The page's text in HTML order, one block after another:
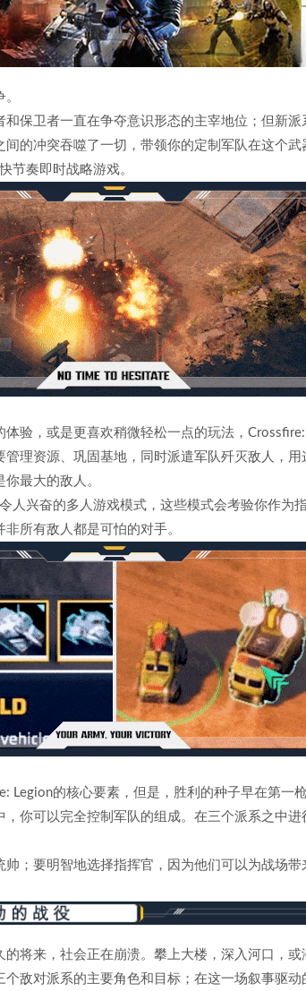
保卫者一直在争夺意识形态的主宰地位；但新派
的冲突吞噬了一切，带领你的定制军队在这个武
节奏即时战略游戏。
验，或是更喜欢稍微轻松一点的玩法，Crossfire:
管理资源、巩固基地，同时派遣军队歼灭敌人，
最大的敌人。
人兴奋的多人游戏模式，这些模式会考验你作为
所有敌人都是可怕的对手。
Legion的核心要素，但是，胜利的种子早在第一
，你可以完全控制军队的组成。在三个派系之中
帅；要明智地选择指挥官，因为他们可以为战场
的将来，社会正在崩溃。攀上大楼，深入河口，
个敌对派系的主要角色和目标；在这一场叙事驱